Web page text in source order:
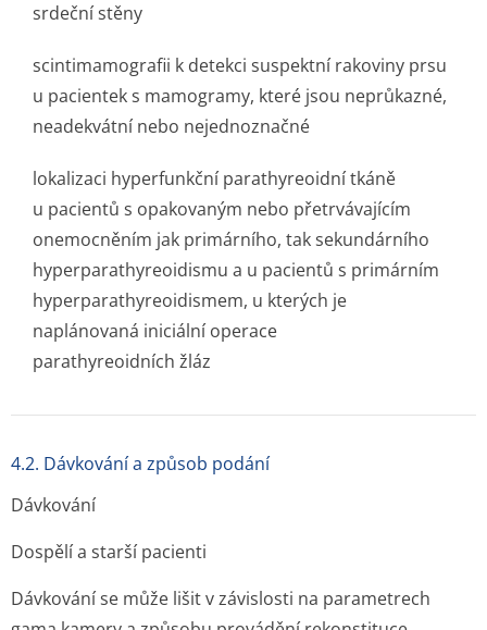
srdeční stěny
scintimamografii k detekci suspektní rakoviny prsu
u pacientek s mamogramy, které jsou neprůkazné,
neadekvátní nebo nejednoznačné
lokalizaci hyperfunkční parathyreoidní tkáně
u pacientů s opakovaným nebo přetrvávajícím
onemocněním jak primárního, tak sekundárního
hyperparathyre­oidismu a u pacientů s primárním
hyperparathyre­oidismem, u kterých je
naplánovaná iniciální operace
parathyreoidních žláz
4.2. Dávkování a způsob podání
Dávkování
Dospělí a starší pacienti
Dávkování se může lišit v závislosti na parametrech